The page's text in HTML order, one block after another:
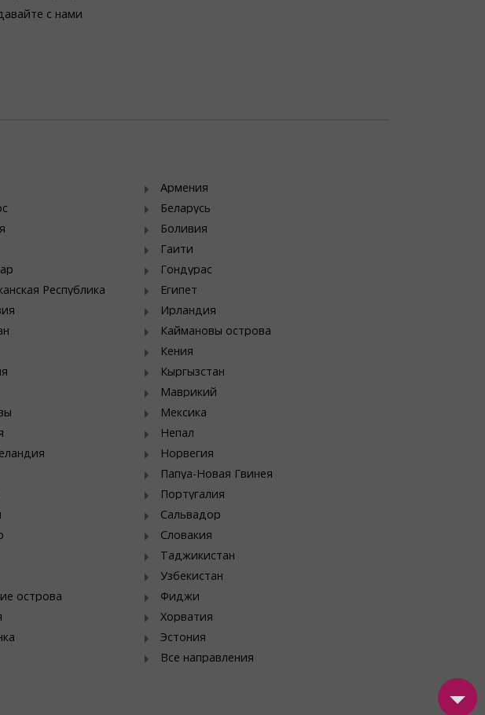
с нами
Армения
Беларусь
Боливия
Гаити
Гондурас
Республика
Египет
Ирландия
Каймановы острова
Кения
Кыргызстан
Маврикий
Мексика
Непал
Норвегия
Папуа-Новая Гвинея
Португалия
Сальвадор
Словакия
Таджикистан
Узбекистан
острова
Фиджи
Хорватия
Эстония
Все направления